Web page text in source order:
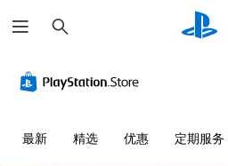
索
最新 精选 优惠 定期服务